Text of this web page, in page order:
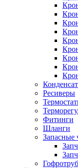
Ресиверы
Фитинги
Шланги
Запасные